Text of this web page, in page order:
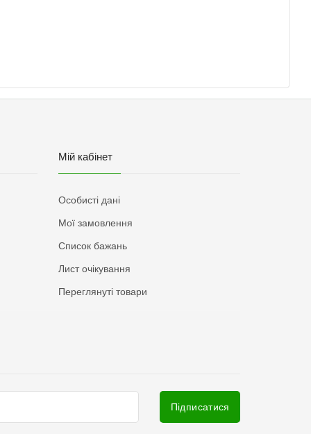
Мій кабінет
Особисті дані
Мої замовлення
Список бажань
Лист очікування
Переглянуті товари
Підписатися